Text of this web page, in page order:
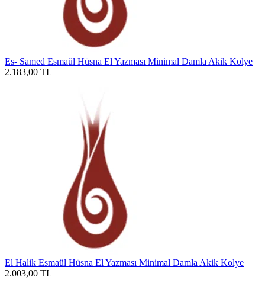
Es- Samed Esmaül Hüsna El Yazması Minimal Damla Akik Kolye
2.183,00 TL
El Halik Esmaül Hüsna El Yazması Minimal Damla Akik Kolye
2.003,00 TL